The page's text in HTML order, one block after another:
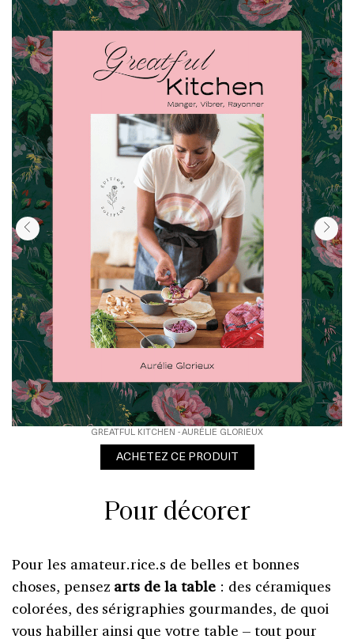
GREATFUL KITCHEN - AURÉLIE GLORIEUX
ACHETEZ CE PRODUIT
Pour décorer
Pour les amateur.rice.s de belles et bonnes
choses, pensez arts de la table: des céramiques
colorées, des sérigraphies gourmandes, de quoi
vous habiller ainsi que votre table – tout pour